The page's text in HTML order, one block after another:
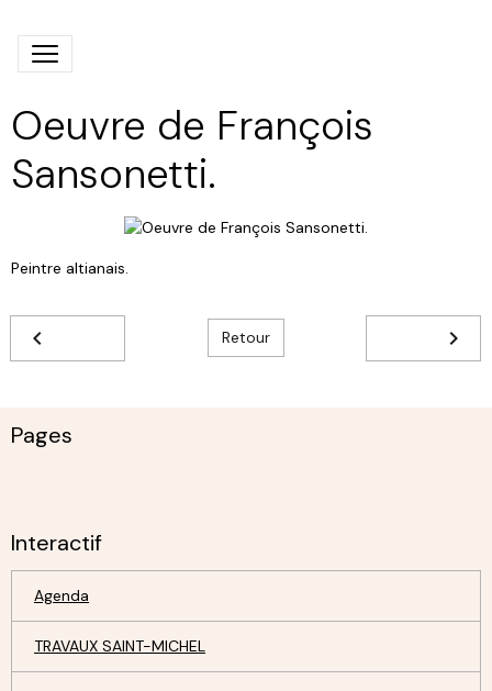
Oeuvre de François
Sansonetti.
Peintre altianais.
Retour
Pages
Interactif
Agenda
TRAVAUX SAINT-MICHEL